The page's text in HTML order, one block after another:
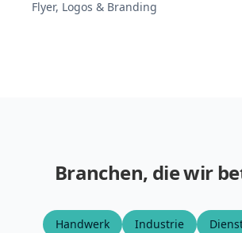
Flyer, Logos & Branding
Branchen, die wir
Handwerk Industrie